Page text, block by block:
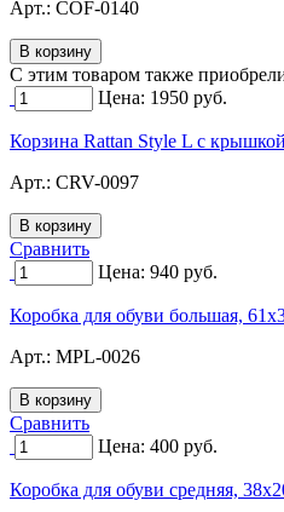
Арт.: COF-0140
C этим товаром также
Цена: 1950 руб.
Корзина Rattan Style L с
Арт.: CRV-0097
Сравнить
Цена: 940 руб.
Коробка для обуви большая,
Арт.: MPL-0026
Сравнить
Цена: 400 руб.
Коробка для обуви средняя,